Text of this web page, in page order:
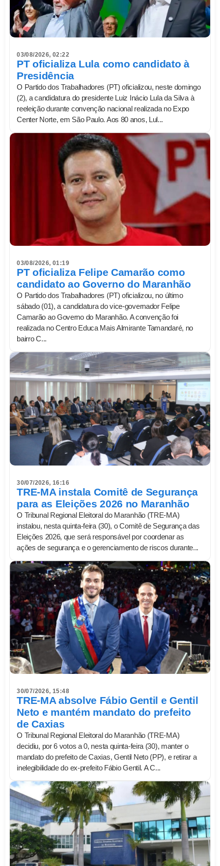
03/08/2026, 02:22
PT oficializa Lula como candidato à
Presidência
O Partido dos Trabalhadores (PT) oficializou, neste domingo
(2), a candidatura do presidente Luiz Inácio Lula da Silva à
reeleição durante convenção nacional realizada no Expo
Center Norte, em São Paulo. Aos 80 anos, Lul...
03/08/2026, 01:19
PT oficializa Felipe Camarão como
candidato ao Governo do Maranhão
O Partido dos Trabalhadores (PT) oficializou, no último
sábado (01), a candidatura do vice-governador Felipe
Camarão ao Governo do Maranhão. A convenção foi
realizada no Centro Educa Mais Almirante Tamandaré, no
bairro C...
30/07/2026, 16:16
TRE-MA instala Comitê de Segurança
para as Eleições 2026 no Maranhão
O Tribunal Regional Eleitoral do Maranhão (TRE-MA)
instalou, nesta quinta-feira (30), o Comitê de Segurança das
Eleições 2026, que será responsável por coordenar as
ações de segurança e o gerenciamento de riscos durante...
30/07/2026, 15:48
TRE-MA absolve Fábio Gentil e Gentil
Neto e mantém mandato do prefeito
de Caxias
O Tribunal Regional Eleitoral do Maranhão (TRE-MA)
decidiu, por 6 votos a 0, nesta quinta-feira (30), manter o
mandato do prefeito de Caxias, Gentil Neto (PP), e retirar a
inelegibilidade do ex-prefeito Fábio Gentil. A C...